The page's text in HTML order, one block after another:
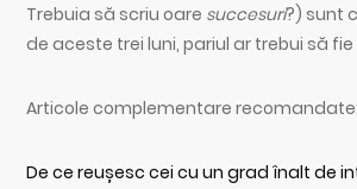
Trebuia să scriu oare succesuri?) sunt
de aceste trei luni, pariul ar trebui să
Articole complementare recomandate:
De ce reușesc cei cu un grad înalt de